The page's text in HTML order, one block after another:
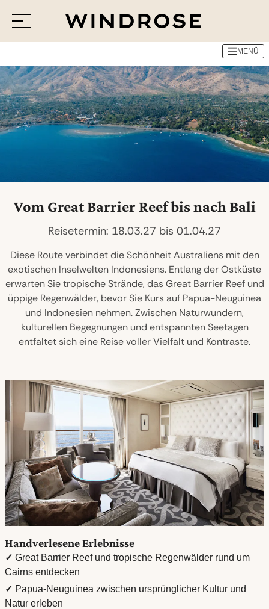
Reiseziele
Reisethemen
Jetzt Anfrage senden
MENÜ
Vom Great Barrier Reef bis nach Bali
Reisetermin: 18.03.27 bis 01.04.27
Diese Route verbindet die Schönheit Australiens mit den
exotischen Inselwelten Indonesiens. Entlang der Ostküste
erwarten Sie tropische Strände, das Great Barrier Reef und
üppige Regenwälder, bevor Sie Kurs auf Papua-Neuguinea
und Indonesien nehmen. Zwischen Naturwundern,
kulturellen Begegnungen und entspannten Seetagen
entfaltet sich eine Reise voller Vielfalt und Kontraste.
Handverlesene Erlebnisse
✓ Great Barrier Reef und tropische Regenwälder rund um
Cairns entdecken
✓ Papua-Neuguinea zwischen ursprünglicher Kultur und
Natur erleben